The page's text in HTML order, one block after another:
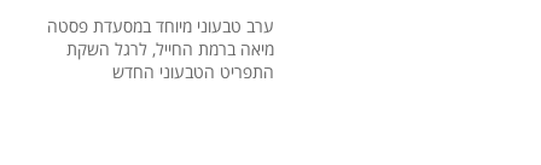
ערב טבעוני מיוחד במסעדת פסטה
מיאה ברמת החייל, לרגל השקת
התפריט הטבעוני החדש